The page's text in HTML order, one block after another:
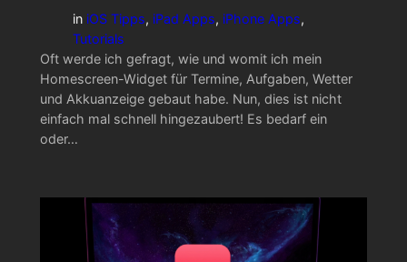
in iOS Tipps, iPad Apps, iPhone Apps
Tutorials
Oft werde ich gefragt, wie und womit ich mein
Homescreen-Widget für Termine, Aufgaben, Wetter
und Akkuanzeige gebaut habe. Nun, dies ist nicht
einfach mal schnell hingezaubert! Es bedarf ein
oder…